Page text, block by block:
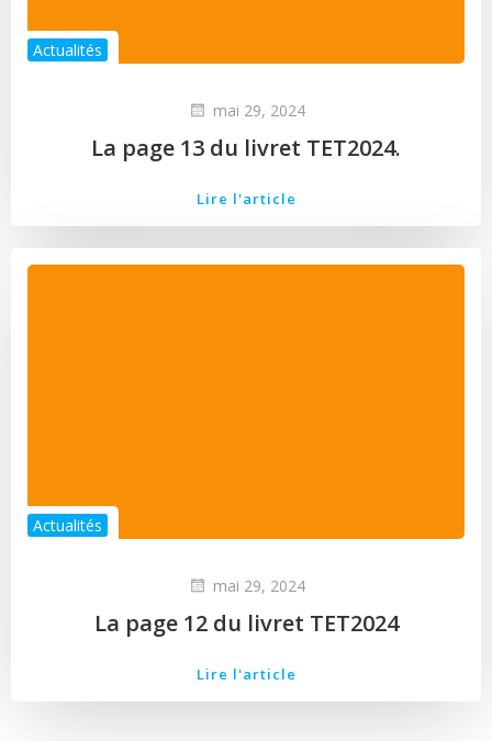
Actualités
mai 29, 2024
La page 13 du livret TET2024.
Lire l'article
Actualités
mai 29, 2024
La page 12 du livret TET2024
Lire l'article